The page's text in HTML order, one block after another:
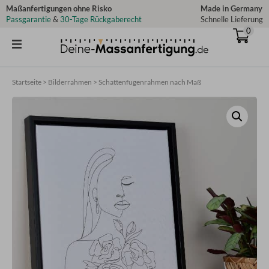
Zum
Inhalt
Maßanfertigungen ohne Risko
Passgarantie& 30-Tage Rückgaberecht
Made in Germany
Schnelle Lieferung
0
Startseite > Bilderrahmen > Schattenfugenrahmen nach Maß